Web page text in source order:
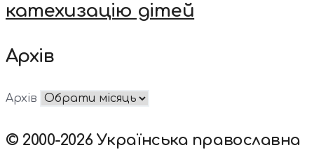
катехизацію дітей
Архів
Архів
© 2000-2026 Українська православна